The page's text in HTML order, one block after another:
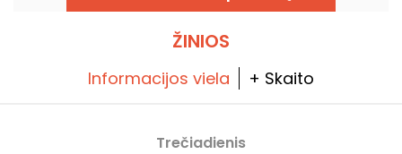
apartamentų netoli La Ferté-sous-Jouarre.
ŽINIOS
Informacijos viela + Skaito
Trečiadienis